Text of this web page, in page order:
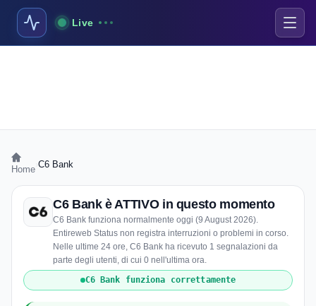
Live
Home C6 Bank
C6 Bank è ATTIVO in questo momento
C6 Bank funziona normalmente oggi (9 August 2026).
Entireweb Status non registra interruzioni o problemi in corso.
Nelle ultime 24 ore, C6 Bank ha ricevuto 1 segnalazioni da
parte degli utenti, di cui 0 nell'ultima ora.
C6 Bank funziona correttamente